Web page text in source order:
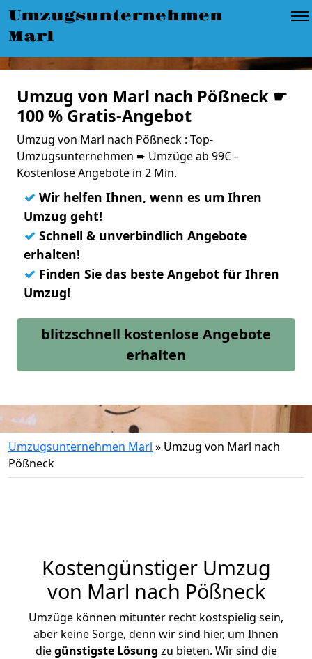
Umzugsunternehmen
Marl
Umzug von Marl nach Pößneck ☛
100 % Gratis-Angebot
Umzug von Marl nach Pößneck : Top-
Umzugsunternehmen ➨ Umzüge ab 99€ –
Kostenlose Angebote in 2 Min.
✓ Wir helfen Ihnen, wenn es um Ihren
Umzug geht!
✓ Schnell & unverbindlich Angebote
erhalten!
✓ Finden Sie das beste Angebot für Ihren
Umzug!
blitzschnell kostenlose Angebote
erhalten
Umzugsunternehmen Marl » Umzug von Marl nach
Pößneck
Kostengünstiger Umzug
von Marl nach Pößneck
Umzüge können mitunter recht kostspielig sein,
aber keine Sorge, denn wir sind hier, um Ihnen
diegünstigste Lösung zu bieten. Wir sind die